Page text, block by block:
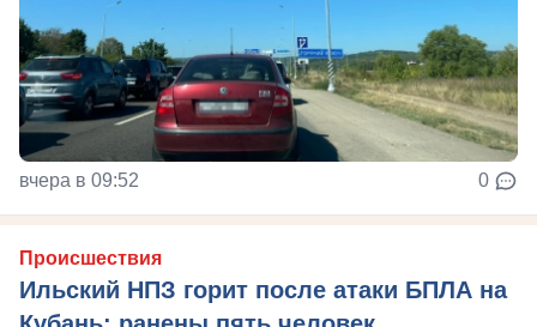
вчера в 09:52 0
Происшествия
Ильский НПЗ горит после атаки БПЛА на